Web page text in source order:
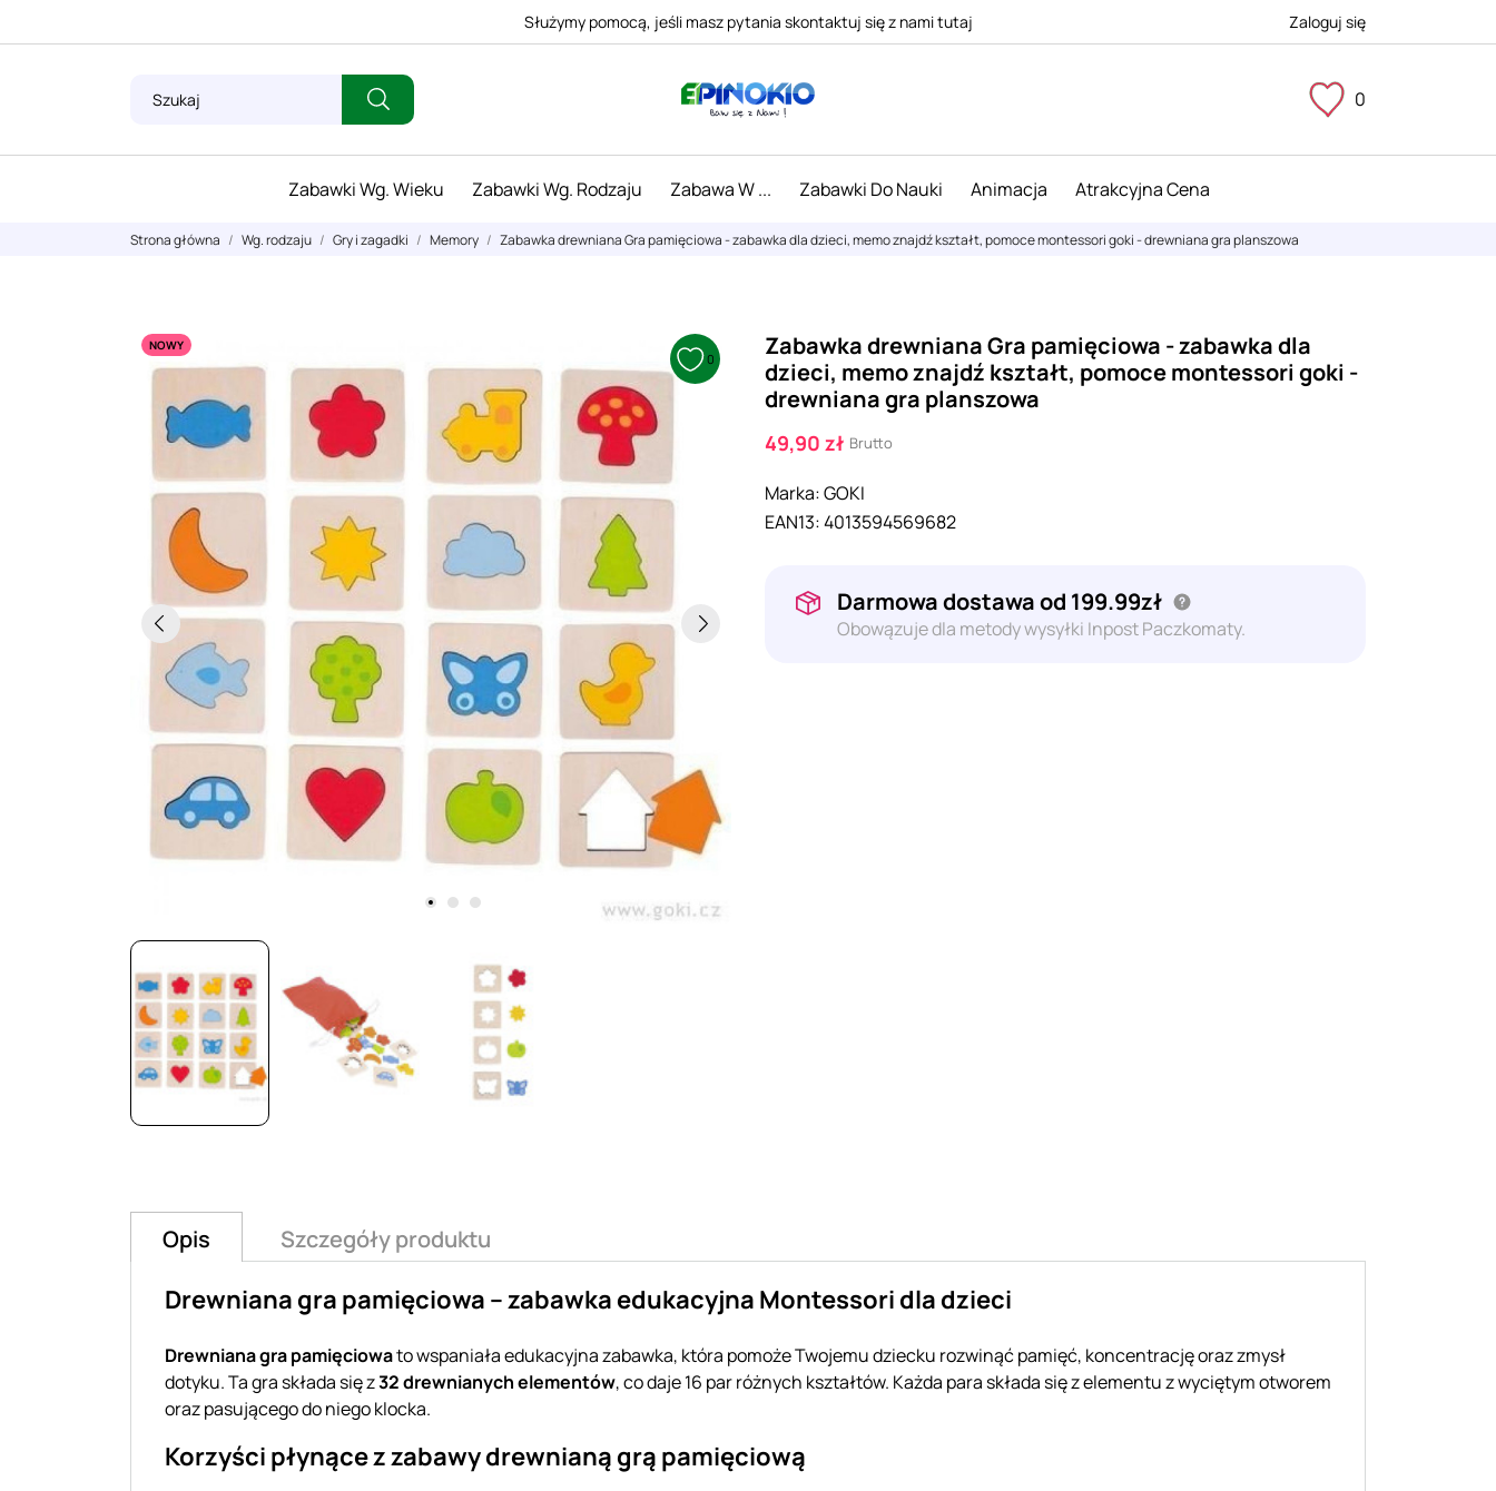
Służymy pomocą, jeśli masz pytania skontaktuj się z nami tutaj Zaloguj się
0
Zabawki Wg. Wieku Zabawki Wg. Rodzaju Zabawa W ... Zabawki Do Nauki Animacja Atrakcyjna Cena
Strona główna Wg. rodzaju Gry i zagadki Memory Zabawka drewniana Gra pamięciowa - zabawka dla dzieci, memo znajdź kształt, pomoce montessori goki - drewniana gra planszowa
NOWY
0
Zabawka drewniana Gra pamięciowa - zabawka dla
dzieci, memo znajdź kształt, pomoce montessori goki -
drewniana gra planszowa
49,90 zł Brutto
Marka:GOKI
EAN13:4013594569682
Darmowa dostawa od 199.99zł
Obowązuje dla metody wysyłki Inpost Paczkomaty.
Opis Szczegóły produktu
Drewniana gra pamięciowa – zabawka edukacyjna Montessori dla dzieci
Drewniana gra pamięciowato wspaniała edukacyjna zabawka, która pomoże Twojemu dziecku rozwinąć pamięć, koncentrację oraz zmysł
dotyku. Ta gra składa się z32 drewnianych elementów, co daje 16 par różnych kształtów. Każda para składa się z elementu z wyciętym otworem
oraz pasującego do niego klocka.
Korzyści płynące z zabawy drewnianą grą pamięciową